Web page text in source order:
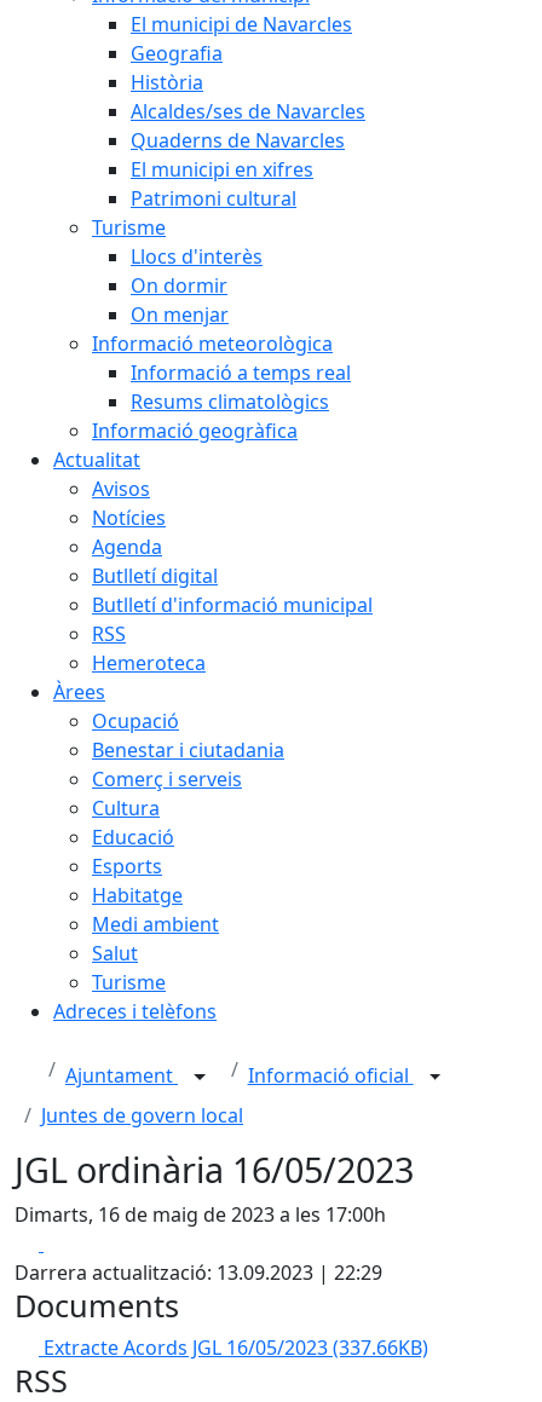
El municipi de Navarcles
Geografia
Història
Alcaldes/ses de Navarcles
Quaderns de Navarcles
El municipi en xifres
Patrimoni cultural
Turisme
Llocs d'interès
On dormir
On menjar
Informació meteorològica
Informació a temps real
Resums climatològics
Informació geogràfica
Actualitat
Avisos
Notícies
Agenda
Butlletí digital
Butlletí d'informació municipal
RSS
Hemeroteca
Àrees
Ocupació
Benestar i ciutadania
Comerç i serveis
Cultura
Educació
Esports
Habitatge
Medi ambient
Salut
Turisme
Adreces i telèfons
Ajuntament
Informació oficial
Juntes de govern local
JGL ordinària 16/05/2023
Dimarts, 16 de maig de 2023 a les 17:00h
Darrera actualització: 13.09.2023 | 22:29
Documents
Extracte Acords JGL 16/05/2023(337.66KB)
RSS